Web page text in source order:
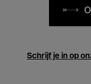
Schrijf je in op